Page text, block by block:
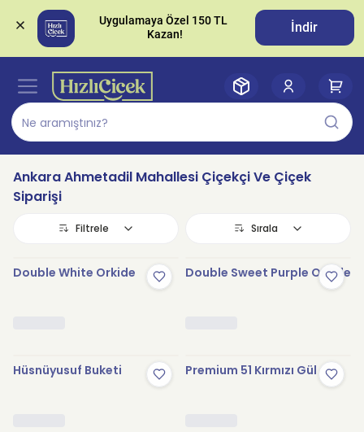
Uygulamaya Özel 150 TL
İndir
Ankara Ahmetadil Mahallesi Çiçekçi Ve Çiçek
Siparişi
Filtrele Sırala
Double White Orkide Double Sweet Purple Orkide
Hüsnüyusuf Buketi Premium 51 Kırmızı Gül